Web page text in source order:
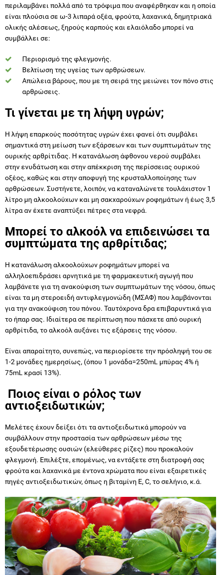
περιλαμβάνει πολλά από τα τρόφιμα που αναφέρθηκαν και η οποία
είναι πλούσια σε ω-3 λιπαρά οξέα, φρούτα, λαχανικά, δημητριακά
ολικής αλέσεως, ξηρούς καρπούς και ελαιόλαδο μπορεί να
συμβάλλει σε:
Περιορισμό της φλεγμονής.
Βελτίωση της υγείας των αρθρώσεων.
Απώλεια βάρους, που με τη σειρά της μειώνει τον πόνο στις
αρθρώσεις.
Τι γίνεται με τη λήψη υγρών;
Η λήψη επαρκούς ποσότητας υγρών έχει φανεί ότι συμβάλει
σημαντικά στη μείωση των εξάρσεων και των συμπτωμάτων της
ουρικής αρθρίτιδας. Η κατανάλωση άφθονου νερού συμβάλει
στην ενυδάτωση και στην απέκκριση της περίσσειας ουρικού
οξέος, καθώς και στην αποφυγή της κρυσταλλοποίησης των
αρθρώσεων. Συστήνετε, λοιπόν, να καταναλώνετε τουλάχιστον 1
λίτρο μη αλκοολούχων και μη σακχαρούχων ροφημάτων ή έως 3,5
λίτρα αν έχετε αναπτύξει πέτρες στα νεφρά.
Μπορεί το αλκοόλ να επιδεινώσει τα
συμπτώματα της αρθρίτιδας;
Η κατανάλωση αλκοολούχων ροφημάτων μπορεί να
αλληλοεπιδράσει αρνητικά με τη φαρμακευτική αγωγή που
λαμβάνετε για τη ανακούφιση των συμπτωμάτων της νόσου, όπως
είναι τα μη στεροειδή αντιφλεγμονώδη (ΜΣΑΦ) που λαμβάνονται
για την ανακούφιση του πόνου. Ταυτόχρονα δρα επιβαρυντικά για
το ήπαρ σας. Ιδιαίτερα σε περίπτωση που πάσχετε από ουρική
αρθρίτιδα, το αλκοόλ αυξάνει τις εξάρσεις της νόσου.
Είναι απαραίτητο, συνεπώς, να περιορίσετε την πρόσληψή του σε
1-2 μονάδες ημερησίως, (όπου 1 μονάδα=250mL μπύρας 4% ή
75mL κρασί 13%).
Ποιος είναι ο ρόλος των
αντιοξειδωτικών;
Μελέτες έχουν δείξει ότι τα αντιοξειδωτικά μπορούν να
συμβάλλουν στην προστασία των αρθρώσεων μέσω της
εξουδετέρωσης ουσιών (ελεύθερες ρίζες) που προκαλούν
φλεγμονή. Επιλέξτε, επομένως, να εντάξετε στη διατροφή σας
φρούτα και λαχανικά με έντονα χρώματα που είναι εξαιρετικές
πηγές αντιοξειδωτικών, όπως η βιταμίνη Ε, C, το σελήνιο, κ.ά.